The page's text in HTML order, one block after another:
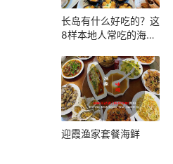
长岛有什么好吃的？这
8样本地人常吃的海鲜
对了
迎霞渔家套餐海鲜